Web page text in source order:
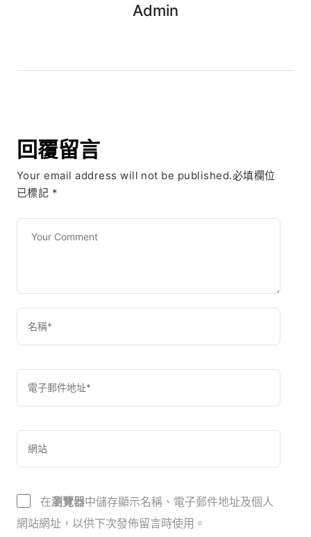
Admin
回覆留言
Your email address will not be published.必填欄位
已標記 *
在瀏覽器中儲存顯示名稱、電子郵件地址及個人
網站網址，以供下次發佈留言時使用。